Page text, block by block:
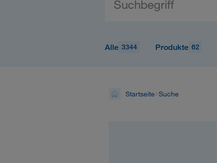
Alle 3344 Produkte 62
Startseite Suche